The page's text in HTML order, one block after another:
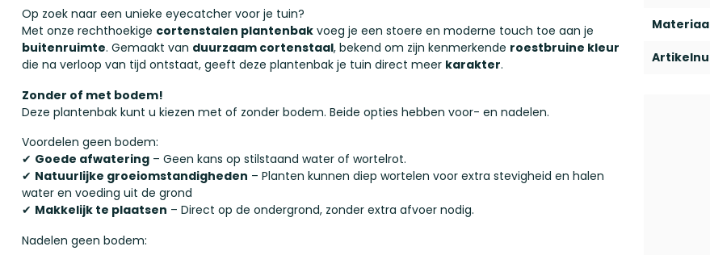
Op zoek naar een unieke eyecatcher voor je tuin?
Met onze rechthoekige cortenstalen plantenbak voeg je een stoere en moderne touch toe aan je
buitenruimte. Gemaakt van duurzaam cortenstaal, bekend om zijn kenmerkende roestbruine kleur
die na verloop van tijd ontstaat, geeft deze plantenbak je tuin direct meer karakter.
Zonder of met bodem!
Deze plantenbak kunt u kiezen met of zonder bodem. Beide opties hebben voor- en nadelen.
Voordelen geen bodem:
✔ Goede afwatering – Geen kans op stilstaand water of wortelrot.
✔ Natuurlijke groeiomstandigheden – Planten kunnen diep wortelen voor extra stevigheid en halen
water en voeding uit de grond
✔ Makkelijk te plaatsen – Direct op de ondergrond, zonder extra afvoer nodig.
Nadelen geen bodem: